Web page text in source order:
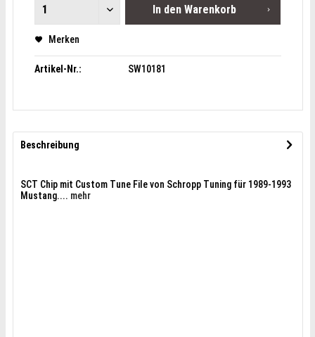
In den Warenkorb
Merken
Artikel-Nr.: SW10181
Beschreibung
SCT Chip mit Custom Tune File von Schropp Tuning für 1989-1993
Mustang.... mehr